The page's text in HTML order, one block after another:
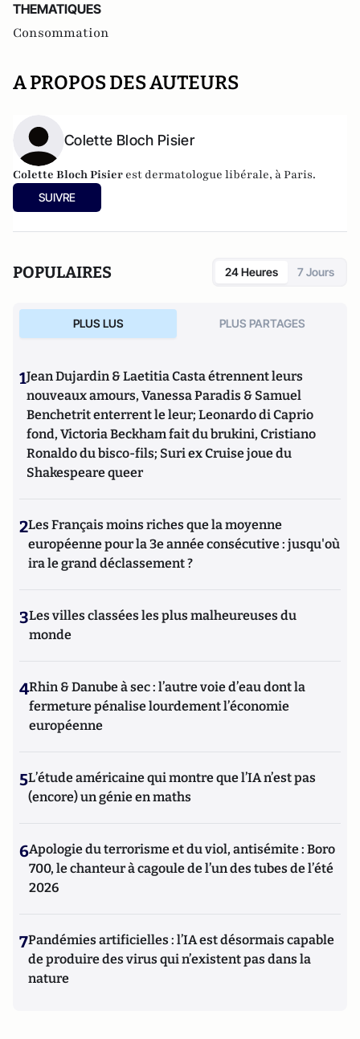
THEMATIQUES
Consommation
A PROPOS DES AUTEURS
Colette Bloch Pisier
Colette Bloch Pisier est dermatologue libérale, à Paris.
SUIVRE
POPULAIRES 24 Heures 7 Jours
PLUS LUS PLUS PARTAGES
1Jean Dujardin & Laetitia Casta étrennent leurs
nouveaux amours, Vanessa Paradis & Samuel
Benchetrit enterrent le leur; Leonardo di Caprio
fond, Victoria Beckham fait du brukini, Cristiano
Ronaldo du bisco-fils; Suri ex Cruise joue du
Shakespeare queer
2Les Français moins riches que la moyenne
européenne pour la 3e année consécutive : jusqu'où
ira le grand déclassement ?
3Les villes classées les plus malheureuses du
monde
4Rhin & Danube à sec : l’autre voie d’eau dont la
fermeture pénalise lourdement l’économie
européenne
5L’étude américaine qui montre que l’IA n’est pas
(encore) un génie en maths
6Apologie du terrorisme et du viol, antisémite : Boro
700, le chanteur à cagoule de l’un des tubes de l’été
2026
7Pandémies artificielles : l’IA est désormais capable
de produire des virus qui n’existent pas dans la
nature